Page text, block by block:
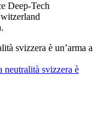
svizzera è un’arma a
svizzera è